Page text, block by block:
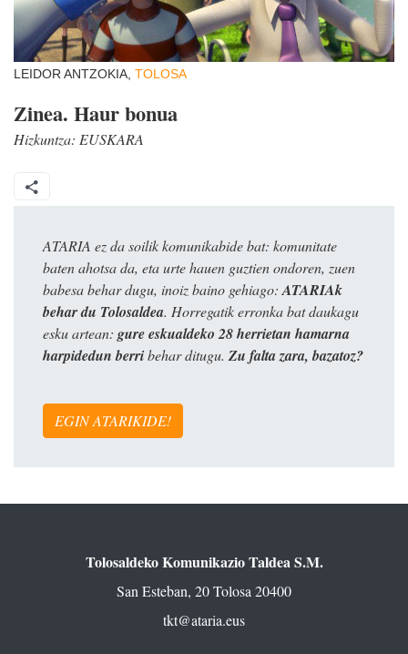
LEIDOR ANTZOKIA, TOLOSA
Zinea. Haur bonua
Hizkuntza: EUSKARA
ATARIA ez da soilik komunikabide bat: komunitate
baten ahotsa da, eta urte hauen guztien ondoren, zuen
babesa behar dugu, inoiz baino gehiago: ATARIAk
behar du Tolosaldea. Horregatik erronka bat daukagu
esku artean: gure eskualdeko 28 herrietan hamarna
harpidedun berribehar ditugu. Zu falta zara, bazatoz?
EGIN ATARIKIDE!
Tolosaldeko Komunikazio Taldea S.M.
San Esteban, 20 Tolosa 20400
tkt@ataria.eus